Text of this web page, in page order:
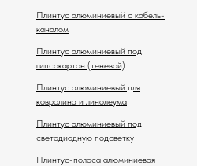
Плинтус алюминиевый с кабель-
каналом
Плинтус алюминиевый под
гипсокартон (теневой)
Плинтус алюминиевый для
ковролина и линолеума
Плинтус алюминиевый под
светодиодную подсветку
Плинтус-полоса алюминиевая